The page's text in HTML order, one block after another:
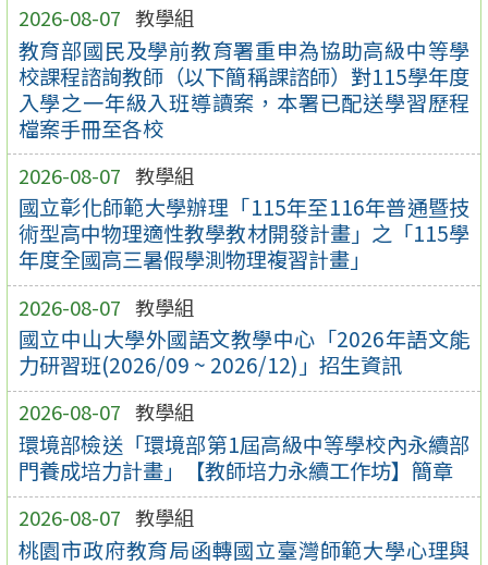
2026-08-07 教學組
教育部國民及學前教育署重申為協助高級中等學
校課程諮詢教師（以下簡稱課諮師）對115學年度
入學之一年級入班導讀案，本署已配送學習歷程
檔案手冊至各校
2026-08-07 教學組
國立彰化師範大學辦理「115年至116年普通暨技
術型高中物理適性教學教材開發計畫」之「115學
年度全國高三暑假學測物理複習計畫」
2026-08-07 教學組
國立中山大學外國語文教學中心「2026年語文能
力研習班(2026/09 ~ 2026/12)」招生資訊
2026-08-07 教學組
環境部檢送「環境部第1屆高級中等學校內永續部
門養成培力計畫」【教師培力永續工作坊】簡章
2026-08-07 教學組
桃園市政府教育局函轉國立臺灣師範大學心理與